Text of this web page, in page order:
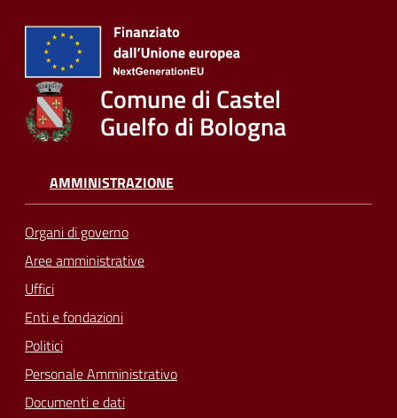
Comune di Castel
Guelfo di Bologna
AMMINISTRAZIONE
Organi di governo
Aree amministrative
Uffici
Enti e fondazioni
Politici
Personale Amministrativo
Documenti e dati